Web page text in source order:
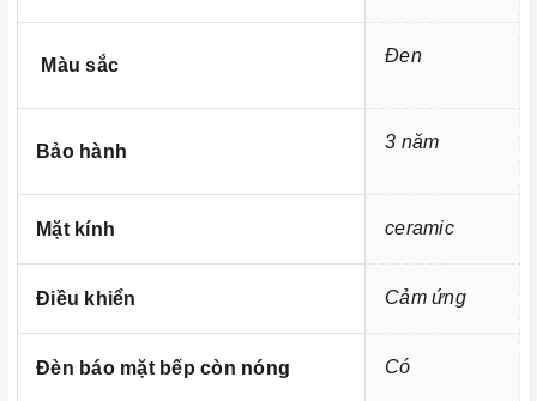
Ảnh minh họa
- Chức năng Child Lock (Khóa trẻ em - Khóa bảng điều
khiển)
- Chức năng tự động ngắt khi nóng quá tải
Màu sắc Đen
Bảo hành 3 năm
Mặt kính ceramic
Điều khiển Cảm ứng
Đèn báo mặt bếp còn nóng Có